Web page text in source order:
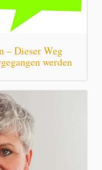
– Dieser Weg
werden